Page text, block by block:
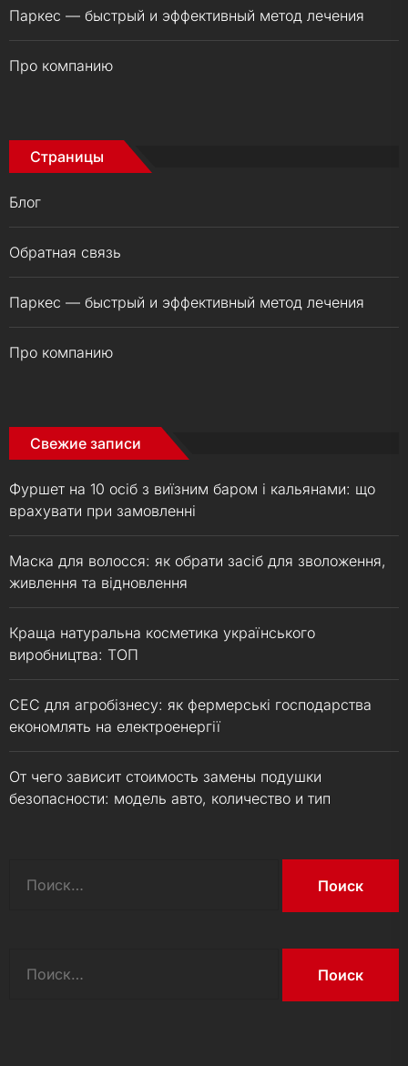
Паркес — быстрый и эффективный метод лечения
Про компанию
Страницы
Блог
Обратная связь
Паркес — быстрый и эффективный метод лечения
Про компанию
Свежие записи
Фуршет на 10 осіб з виїзним баром і кальянами: що
врахувати при замовленні
Маска для волосся: як обрати засіб для зволоження,
живлення та відновлення
Краща натуральна косметика українського
виробництва: ТОП
СЕС для агробізнесу: як фермерські господарства
економлять на електроенергії
От чего зависит стоимость замены подушки
безопасности: модель авто, количество и тип